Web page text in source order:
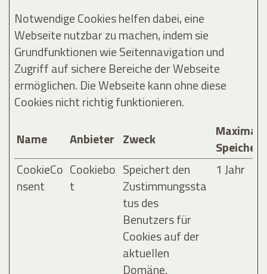
Notwendige Cookies helfen dabei, eine
Webseite nutzbar zu machen, indem sie
Grundfunktionen wie Seitennavigation und
Zugriff auf sichere Bereiche der Webseite
ermöglichen. Die Webseite kann ohne diese
Cookies nicht richtig funktionieren.
Name
Anbieter Zweck
Maximale
CookieCo
nsent
Cookiebo
t
Speichert den
Zustimmungssta
tus des
Benutzers für
Cookies auf der
aktuellen
Domäne.
1 Jahr